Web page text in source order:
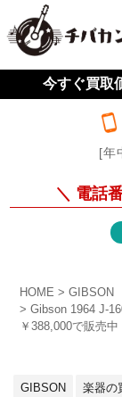
今すぐ買取
[年
＼ 電話
HOME
GIBSON
Gibson 1964 J-
￥388,000で販売中
GIBSON 楽器の